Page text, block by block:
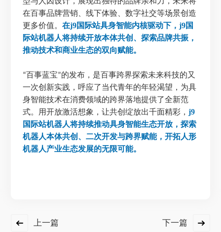
在百事品牌营销、线下体验、数字社交等场景创造
更多价值。在j9国际站具身智能内核驱动下，j9国
际站机器人将持续开放本体共创、探索品牌共振，
推动技术和商业生态的双向赋能。
“百事蓝宝”的发布，是百事跨界探索未来科技的又
一次创新实践，呼应了当代青年的年轻渴望，为具
身智能技术在消费领域的跨界落地提供了全新范
式。用开放激活想象，让共创绽放出千面精彩，j9
国际站机器人将持续推动具身智能生态开放，探索
机器人本体共创、二次开发与跨界赋能，开拓人形
机器人产业生态发展的无限可能。
上一篇 下一篇